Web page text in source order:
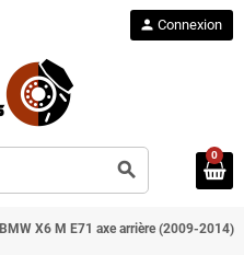
search
person Connexion
0
BMW X6 M E71 axe arrière (2009-2014)